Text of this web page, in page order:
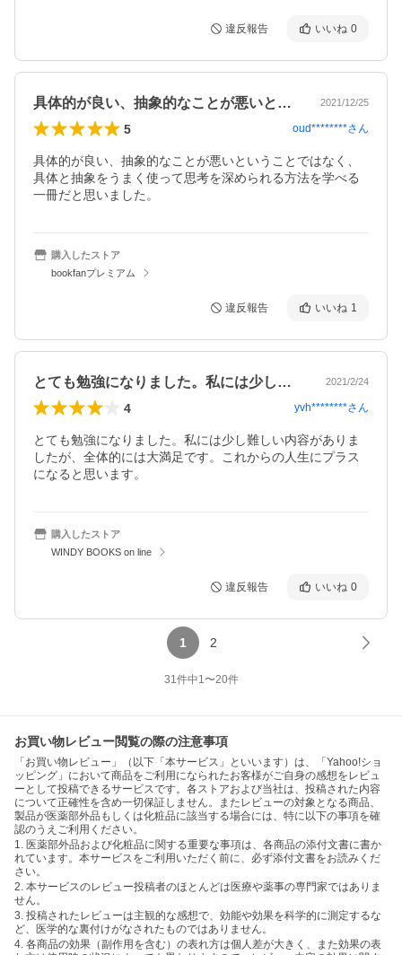
違反報告 いいね 0
具体的が良い、抽象的なことが悪いという… 2021/12/25
5 oud********さん
具体的が良い、抽象的なことが悪いということではなく、
具体と抽象をうまく使って思考を深められる方法を学べる
一冊だと思いました。
購入したストア
bookfanプレミアム
違反報告 いいね 1
とても勉強になりました。私には少し難し… 2021/2/24
4 yvh********さん
とても勉強になりました。私には少し難しい内容がありま
したが、全体的には大満足です。これからの人生にプラス
になると思います。
購入したストア
WINDY BOOKS on line
違反報告 いいね 0
1 2
31件中1〜20件
お買い物レビュー閲覧の際の注意事項
「お買い物レビュー」（以下「本サービス」といいます）は、「Yahoo!ショ
ッピング」において商品をご利用になられたお客様がご自身の感想をレビュ
ーとして投稿できるサービスです。各ストアおよび当社は、投稿された内容
について正確性を含め一切保証しません。またレビューの対象となる商品、
製品が医薬部外品もしくは化粧品に該当する場合には、特に以下の事項を確
認のうえご利用ください。
1. 医薬部外品および化粧品に関する重要な事項は、各商品の添付文書に書か
れています。本サービスをご利用いただく前に、必ず添付文書をお読みくだ
さい。
2. 本サービスのレビュー投稿者のほとんどは医療や薬事の専門家ではありま
せん。
3. 投稿されたレビューは主観的な感想で、効能や効果を科学的に測定するな
ど、医学的な裏付けがなされたものではありません。
4. 各商品の効果（副作用を含む）の表れ方は個人差が大きく、また効果の表